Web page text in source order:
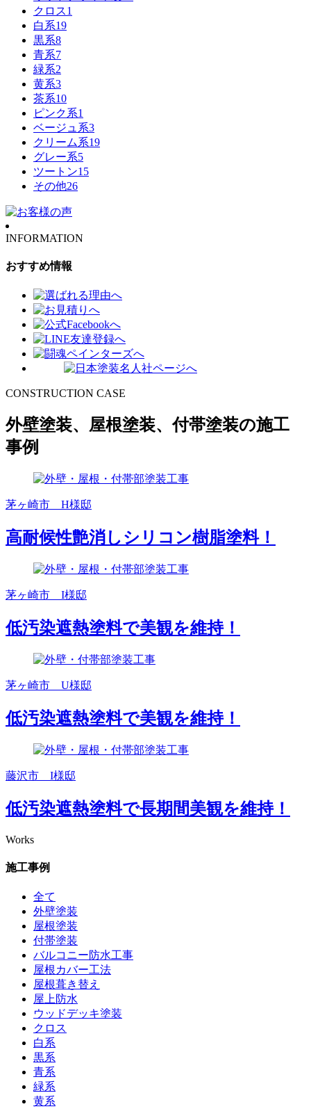
クロス1
白系19
黒系8
青系7
緑系2
黄系3
茶系10
ピンク系1
ベージュ系3
クリーム系19
グレー系5
ツートン15
その他26
INFORMATION
おすすめ情報
CONSTRUCTION CASE
外壁塗装、屋根塗装、付帯塗装の施工
事例
茅ヶ崎市 H様邸
高耐候性艶消しシリコン樹脂塗料！
茅ヶ崎市 I様邸
低汚染遮熱塗料で美観を維持！
茅ヶ崎市 U様邸
低汚染遮熱塗料で美観を維持！
藤沢市 I様邸
低汚染遮熱塗料で長期間美観を維持！
Works
施工事例
全て
外壁塗装
屋根塗装
付帯塗装
バルコニー防水工事
屋根カバー工法
屋根葺き替え
屋上防水
ウッドデッキ塗装
クロス
白系
黒系
青系
緑系
黄系